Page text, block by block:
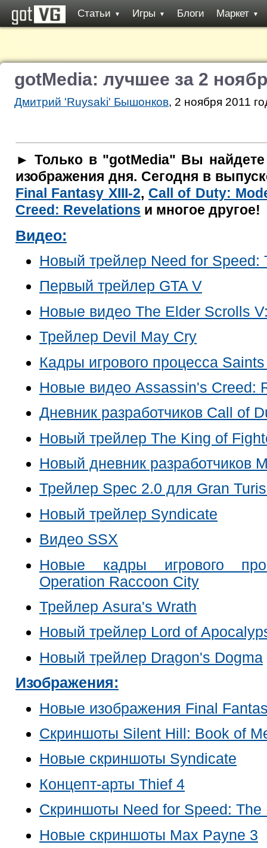
Статьи ▼ Игры ▼ Блоги Маркет ▼
gotMedia: лучшее за 2
Дмитрий 'Ruysaki' Бышонков, 2 ноября 2011
► Только в "gotMedia" Вы
изображения дня. Сегодня в
Final Fantasy XIII-2, Call of Duty:
Creed: Revelations и многое другое!
Видео:
Новый трейлер Need for Speed:
Первый трейлер GTA V
Новые видео The Elder Scrolls
Трейлер Devil May Cry
Кадры игрового процесса
Новые видео Assassin's Creed:
Дневник разработчиков Call of
Новый трейлер The King of
Новый дневник разработчиков
Трейлер Spec 2.0 для Gran
Новый трейлер Syndicate
Видео SSX
Новые кадры игрового
Operation Raccoon City
Трейлер Asura's Wrath
Новый трейлер Lord of
Новый трейлер Dragon's Dogma
Изображения:
Новые изображения Final
Скриншоты Silent Hill: Book of
Новые скриншоты Syndicate
Концепт-арты Thief 4
Скриншоты Need for Speed: The
Новые скриншоты Max Payne 3